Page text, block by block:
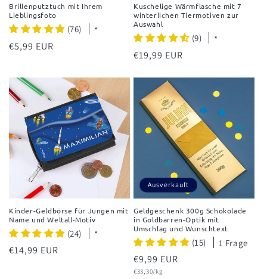
Brillenputztuch mit Ihrem
Lieblingsfoto
(76) *
Normaler
€5,99 EUR
Kuschelige Wärmflasche mit 7
winterlichen Tiermotiven zur
Auswahl
(9) *
Normaler
€19,99 EUR
Kinder-Geldbörse für Jungen mit
Name und Weltall-Motiv
(24) *
Normaler
€14,99 EUR
Ausverkauft
Geldgeschenk 300g Schokolade
in Goldbarren-Optik mit
Umschlag und Wunschtext
(15) 1 Frage
Normaler
Preis
€9,99 EUR
Grundpreis
€33,30/kg